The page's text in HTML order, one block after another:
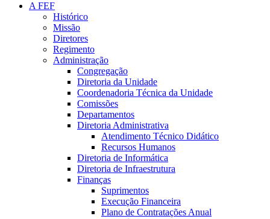
A FEF
Histórico
Missão
Diretores
Regimento
Administração
Congregação
Diretoria da Unidade
Coordenadoria Técnica da Unidade
Comissões
Departamentos
Diretoria Administrativa
Atendimento Técnico Didático
Recursos Humanos
Diretoria de Informática
Diretoria de Infraestrutura
Finanças
Suprimentos
Execução Financeira
Plano de Contratações Anual